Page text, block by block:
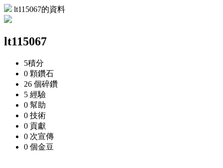
lt115067的資料
lt115067
5積分
0 顆鑽石
26 個碎鑽
5 經驗
0 幫助
0 技術
0 貢獻
0 次宣傳
0 個金豆